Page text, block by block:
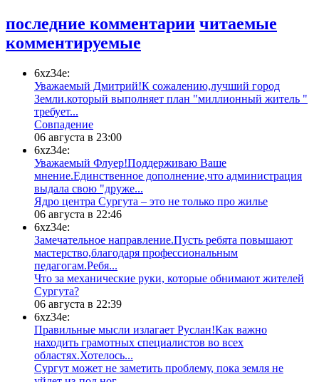
последние комментарии читаемые
комментируемые
6xz34e:
Уважаемый Дмитрий!К сожалению,лучший город
Земли.который выполняет план "миллионный житель "
требует...
​Совпадение
06 августа в 23:00
6xz34e:
Уважаемый Флуер!Поддерживаю Ваше
мнение.Единственное дополнение,что администрация
выдала свою "друже...
​Ядро центра Сургута ‒ это не только про жилье
06 августа в 22:46
6xz34e:
Замечательное направление.Пусть ребята повышают
мастерство,благодаря профессиональным
педагогам.Ребя...
​Что за механические руки, которые обнимают жителей
Сургута?
06 августа в 22:39
6xz34e:
Правильные мысли излагает Руслан!Как важно
находить грамотных специалистов во всех
областях.Хотелось...
Сургут может не заметить проблему, пока земля не